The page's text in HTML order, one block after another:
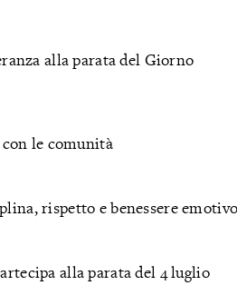
alla parata del Giorno
le comunità
rispetto e benessere
alla parata del 4 luglio